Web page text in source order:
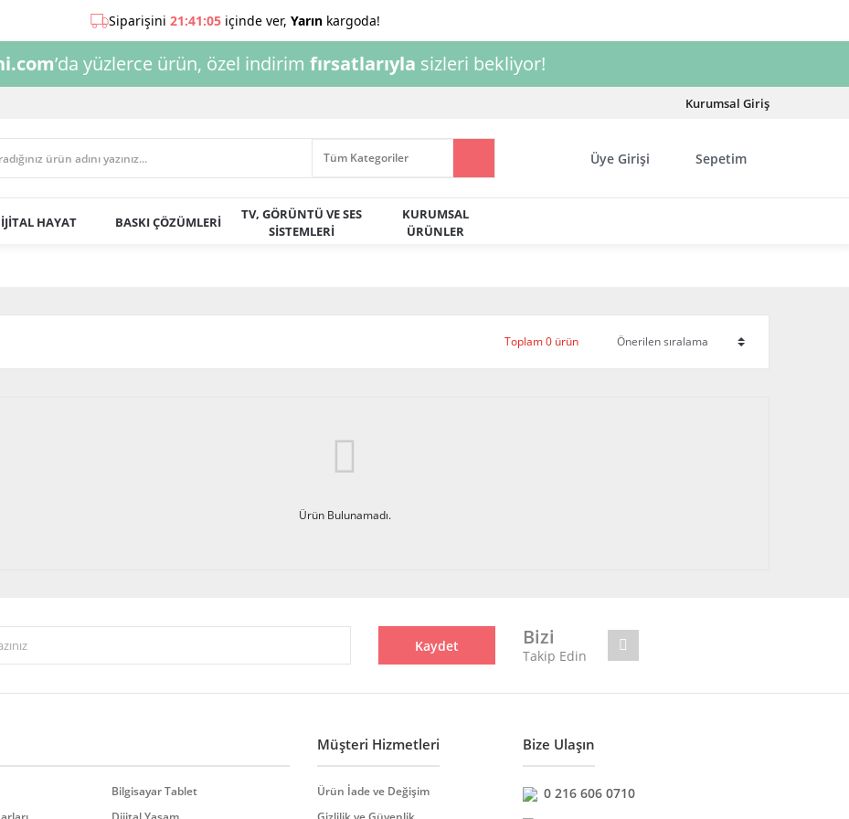
’da yüzlerce ürün, özel indirim fırsatlarıyla sizleri bekliyor!
Kurumsal Giriş
Üye Girişi Sepetim
HAYAT BASKI ÇÖZÜMLERİ
TV, GÖRÜNTÜ VE SES
SİSTEMLERİ
KURUMSAL
ÜRÜNLER
Toplam 0 ürün
Ürün Bulunamadı.
Kaydet Bizi
Takip Edin
Bilgisayar Tablet
Müşteri Hizmetleri
Ürün İade ve Değişim
Bize Ulaşın
0 216 606 0710